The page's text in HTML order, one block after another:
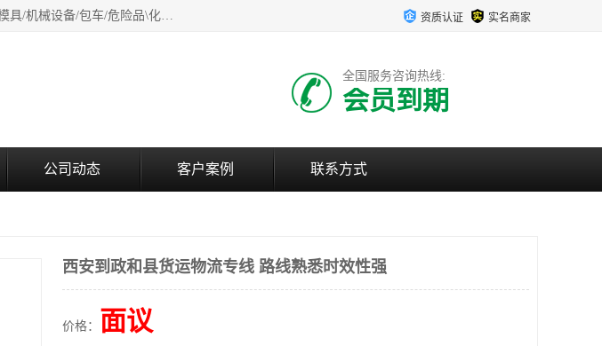
西安鸿福祥物流公司是西安轿车托运物流公司，从事：西安物流专线、西安货运专线等专业运输;模具/机械设备/包车/危险品\化工涂料/油漆机油\普通货物\食品\家具\贵重货物运输/易碎品运输/工艺品\行李\搬家运输等超限大件货物专业运输服务为一体。 资质认证 实名商家
全国服务咨询热线:
会员到期
公司动态 客户案例 联系方式
西安到政和县货运物流专线 路线熟悉时效性强
价格： 面议